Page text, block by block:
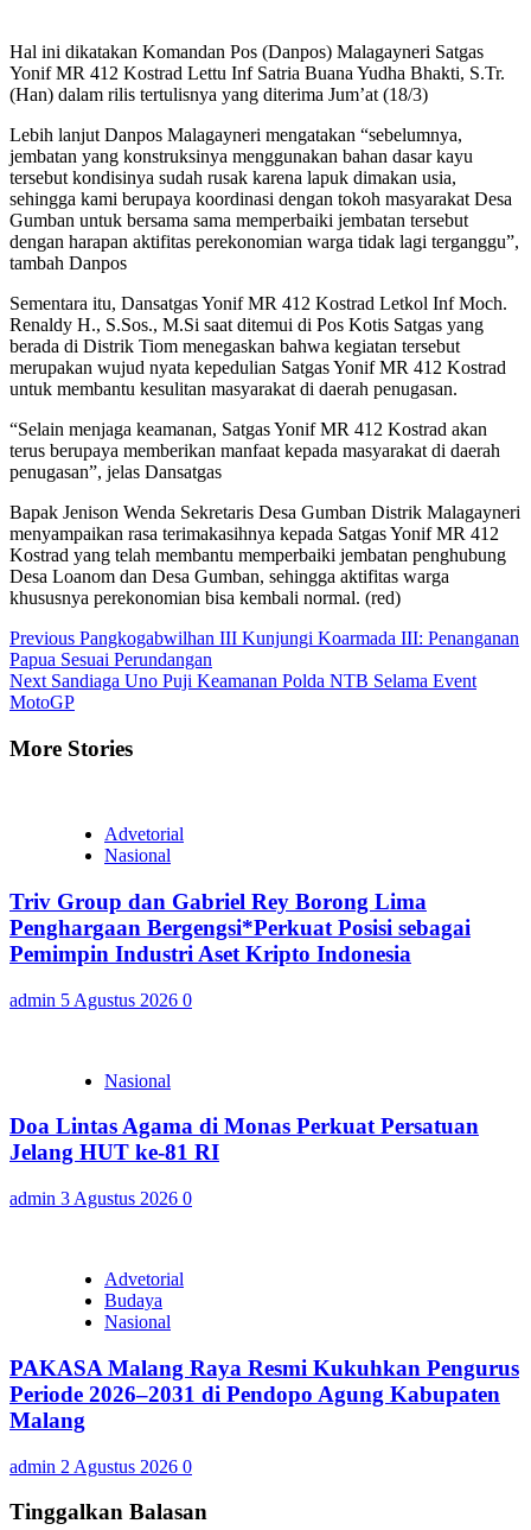
Hal ini dikatakan Komandan Pos (Danpos) Malagayneri Satgas
Yonif MR 412 Kostrad Lettu Inf Satria Buana Yudha Bhakti, S.Tr.
(Han) dalam rilis tertulisnya yang diterima Jum’at (18/3)
Lebih lanjut Danpos Malagayneri mengatakan “sebelumnya,
jembatan yang konstruksinya menggunakan bahan dasar kayu
tersebut kondisinya sudah rusak karena lapuk dimakan usia,
sehingga kami berupaya koordinasi dengan tokoh masyarakat Desa
Gumban untuk bersama sama memperbaiki jembatan tersebut
dengan harapan aktifitas perekonomian warga tidak lagi terganggu”,
tambah Danpos
Sementara itu, Dansatgas Yonif MR 412 Kostrad Letkol Inf Moch.
Renaldy H., S.Sos., M.Si saat ditemui di Pos Kotis Satgas yang
berada di Distrik Tiom menegaskan bahwa kegiatan tersebut
merupakan wujud nyata kepedulian Satgas Yonif MR 412 Kostrad
untuk membantu kesulitan masyarakat di daerah penugasan.
“Selain menjaga keamanan, Satgas Yonif MR 412 Kostrad akan
terus berupaya memberikan manfaat kepada masyarakat di daerah
penugasan”, jelas Dansatgas
Bapak Jenison Wenda Sekretaris Desa Gumban Distrik Malagayneri
menyampaikan rasa terimakasihnya kepada Satgas Yonif MR 412
Kostrad yang telah membantu memperbaiki jembatan penghubung
Desa Loanom dan Desa Gumban, sehingga aktifitas warga
khususnya perekonomian bisa kembali normal. (red)
Continue
Reading
Previous Pangkogabwilhan III Kunjungi Koarmada III: Penanganan
Papua Sesuai Perundangan
Next Sandiaga Uno Puji Keamanan Polda NTB Selama Event
MotoGP
More Stories
Advetorial
Nasional
Triv Group dan Gabriel Rey Borong Lima
Penghargaan Bergengsi*Perkuat Posisi sebagai
Pemimpin Industri Aset Kripto Indonesia
admin 5 Agustus 2026 0
Nasional
Doa Lintas Agama di Monas Perkuat Persatuan
Jelang HUT ke-81 RI
admin 3 Agustus 2026 0
Advetorial
Budaya
Nasional
PAKASA Malang Raya Resmi Kukuhkan Pengurus
Periode 2026–2031 di Pendopo Agung Kabupaten
Malang
admin 2 Agustus 2026 0
Tinggalkan Balasan